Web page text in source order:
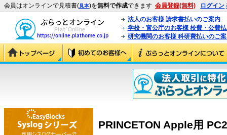
会員はオンラインで見積書(見本)を無料で作成できます 会員登録(無料) ログイン
法人のお客様 請求書払いのご案内
学校・官公庁のお客様 校費・公費
研究機関のお客様 科研費払いのご
PRINCETON Apple用